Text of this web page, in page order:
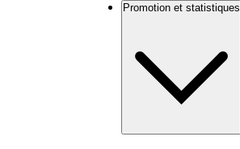
Promotion et statistiques